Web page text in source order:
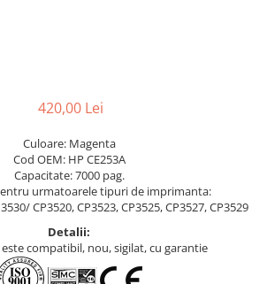
420,00 Lei
Culoare: Magenta
Cod OEM: HP CE253A
Capacitate: 7000 pag.
urmatoarele tipuri de imprimanta:
CP3520, CP3523, CP3525, CP3527, CP3529
Detalii:
compatibil, nou, sigilat, cu garantie